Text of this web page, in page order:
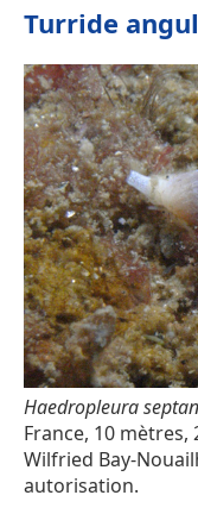
Turride
Haedropleura
France, 10 mètres,
Wilfried Bay-
autorisation.